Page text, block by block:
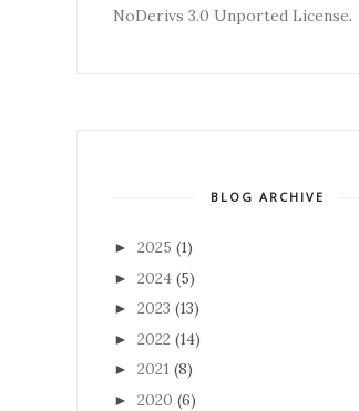
NoDerivs 3.0 Unported License.
BLOG ARCHIVE
► 2025 (1)
► 2024 (5)
► 2023 (13)
► 2022 (14)
► 2021 (8)
► 2020 (6)